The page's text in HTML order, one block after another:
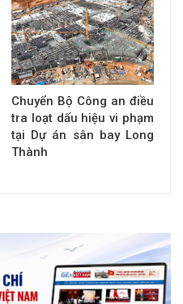
Chuyển Bộ Công an điều
tra loạt dấu hiệu vi phạm
tại Dự án sân bay Long
Thành